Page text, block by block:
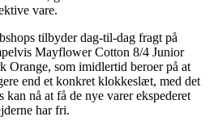
vare.
tilbyder dag-til-dag fragt på
Mayflower Cotton 8/4 Junior
Orange, som imidlertid beroer på at
end et konkret klokkeslæt, med det
nå at få de nye varer ekspederet
har fri.